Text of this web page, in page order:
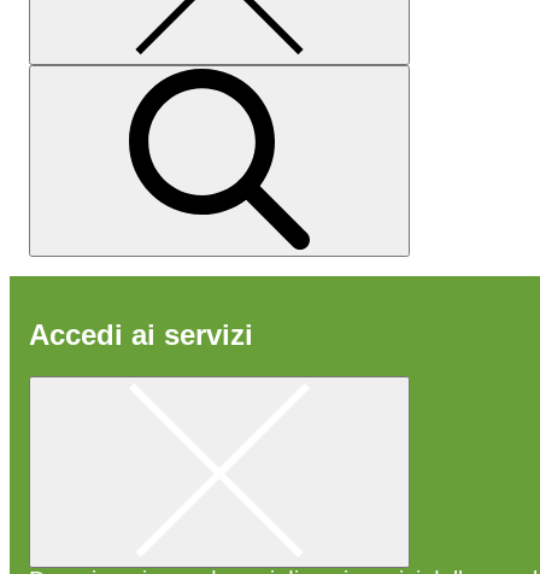
Accedi ai servizi